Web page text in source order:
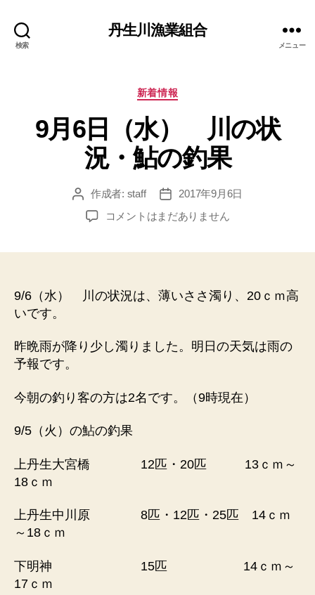
検索
丹生川漁業組合
メニュー
カ
ゴ
リ
ー
新着情報
9月6日（水） 川の状
況・鮎の釣果
投
稿
作成者: staff
投
稿
日
2017年9月6日
9
川
況・
鮎
果
の
コメントはまだありません
9/6（水） 川の状況は、薄いささ濁り、20ｃｍ高
いです。
昨晩雨が降り少し濁りました。明日の天気は雨の
予報です。
今朝の釣り客の方は2名です。（9時現在）
9/5（火）の鮎の釣果
上丹生大宮橋 12匹・20匹 13ｃｍ～
18ｃｍ
上丹生中川原 8匹・12匹・25匹 14ｃｍ
～18ｃｍ
下明神 15匹 14ｃｍ～
17ｃｍ